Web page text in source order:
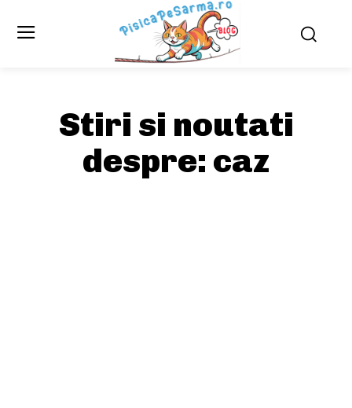
Stiri si noutati
despre: caz